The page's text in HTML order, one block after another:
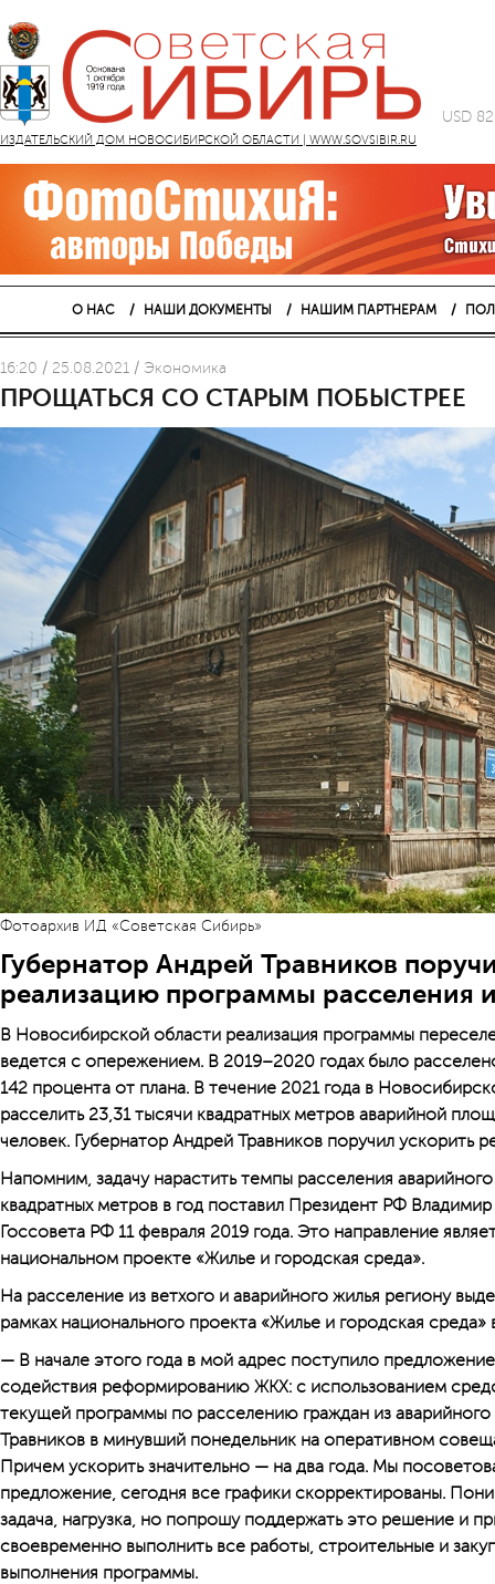
ИЗДАТЕЛЬСКИЙ ДОМ НОВОСИБИРСКОЙ ОБЛАСТИ | WWW.SOVSIBIR.RU
USD
О НАС НАШИ ДОКУМЕНТЫ НАШИМ ПАРТНЕРАМ
16:20 / 25.08.2021 / Экономика
ПРОЩАТЬСЯ СО СТАРЫМ ПОБЫСТРЕЕ
Фотоархив ИД «Советская Сибирь»
Губернатор Андрей Травников
реализацию программы расселения
В Новосибирской области реализация программы
ведется с опережением. В 2019–2020 годах было
142 процента от плана. В течение 2021 года в
расселить 23,31 тысячи квадратных метров аварийной
человек. Губернатор Андрей Травников поручил ускорить
Напомним, задачу нарастить темпы расселения
квадратных метров в год поставил Президент РФ
Госсовета РФ 11 февраля 2019 года. Это направление
национальном проекте «Жилье и городская среда».
На расселение из ветхого и аварийного жилья региону
рамках национального проекта «Жилье и городская
— В начале этого года в мой адрес поступило
содействия реформированию ЖКХ: с использованием
текущей программы по расселению граждан из
Травников в минувший понедельник на оперативном
Причем ускорить значительно — на два года. Мы
предложение, сегодня все графики скорректированы.
задача, нагрузка, но попрошу поддержать это решение и
своевременно выполнить все работы, строительные и
выполнения программы.